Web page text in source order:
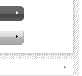
パワーの源泉だと考
天然石です。
授けてくれるとも言
を感じられる存在感